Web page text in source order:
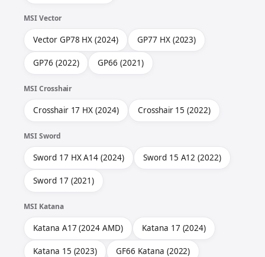
MSI Vector
Vector GP78 HX (2024) GP77 HX (2023)
GP76 (2022) GP66 (2021)
MSI Crosshair
Crosshair 17 HX (2024) Crosshair 15 (2022)
MSI Sword
Sword 17 HX A14 (2024) Sword 15 A12 (2022)
Sword 17 (2021)
MSI Katana
Katana A17 (2024 AMD) Katana 17 (2024)
Katana 15 (2023) GF66 Katana (2022)